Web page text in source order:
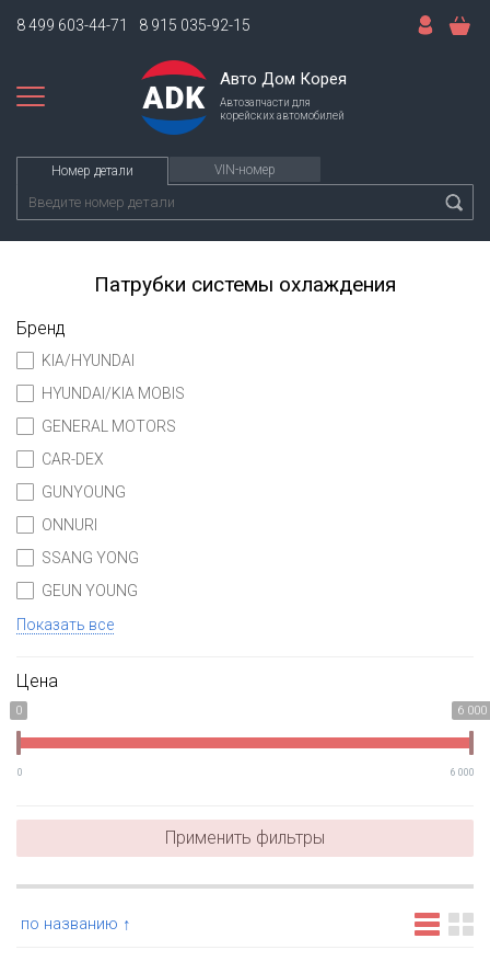
8 499 603-44-71 8 915 035-92-15
Авто Дом Корея
Автозапчасти для
корейских автомобилей
Номер детали VIN-номер
Патрубки системы охлаждения
Бренд
KIA/HYUNDAI
HYUNDAI/KIA MOBIS
GENERAL MOTORS
CAR-DEX
GUNYOUNG
ONNURI
SSANG YONG
GEUN YOUNG
Показать все
Цена
0 6 000
0 6 000
Применить фильтры
по названию ↑